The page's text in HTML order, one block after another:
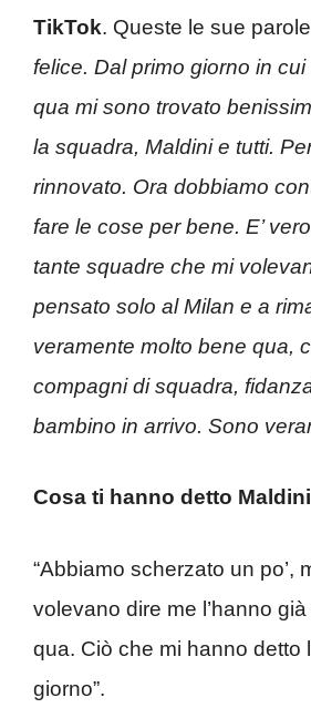
TikTok. Queste le sue
felice. Dal primo giorno in
qua mi sono trovato
la squadra, Maldini e tutti.
rinnovato. Ora dobbiamo
fare le cose per bene. E’
tante squadre che mi
pensato solo al Milan e a
veramente molto bene qua,
compagni di squadra,
bambino in arrivo. Sono
Cosa ti hanno detto
“Abbiamo scherzato un po’,
volevano dire me l’hanno
qua. Ciò che mi hanno detto
giorno”.